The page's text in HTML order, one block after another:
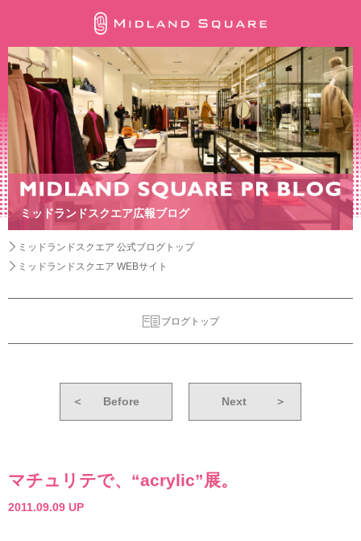
ミッドランドスクエア広報ブログ
ミッドランドスクエア 公式ブログトップ
ミッドランドスクエア WEBサイト
ブログトップ
＜ Before Next ＞
マチュリテで、“acrylic”展。
2011.09.09 UP